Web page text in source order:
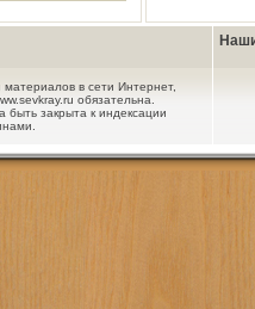
в сети Интернет,
обязательна.
быть закрыта к индексации